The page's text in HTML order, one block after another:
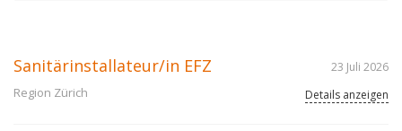
Sanitärinstallateur/in EFZ
Region Zürich
23 Juli 2026
Details anzeigen